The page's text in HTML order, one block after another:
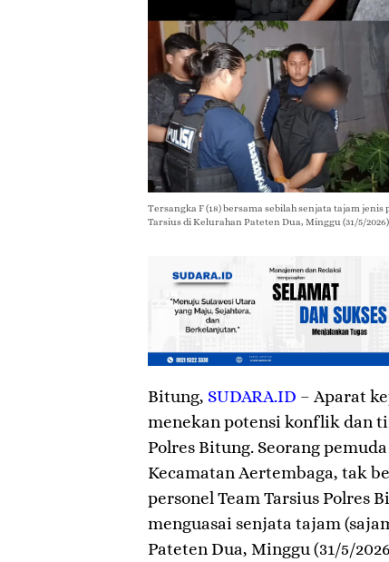
Tersangka F (18) bersama sebilah senjata tajam
Tarsius di Kelurahan Pateten Dua, Minggu (31/5/
Bitung, SUDARA.ID – Aparat
menekan potensi konflik dan
Polres Bitung. Seorang
Kecamatan Aertembaga, tak
personel Team Tarsius Polres
menguasai senjata tajam
Pateten Dua, Minggu (31/5/